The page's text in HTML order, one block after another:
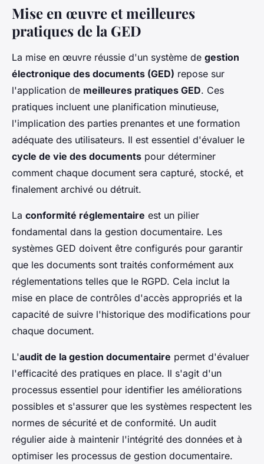
Mise en œuvre et meilleures
pratiques de la GED
La mise en œuvre réussie d'un système de gestion
électronique des documents (GED) repose sur
l'application de meilleures pratiques GED. Ces
pratiques incluent une planification minutieuse,
l'implication des parties prenantes et une formation
adéquate des utilisateurs. Il est essentiel d'évaluer le
cycle de vie des documents pour déterminer
comment chaque document sera capturé, stocké, et
finalement archivé ou détruit.
La conformité réglementaire est un pilier
fondamental dans la gestion documentaire. Les
systèmes GED doivent être configurés pour garantir
que les documents sont traités conformément aux
réglementations telles que le RGPD. Cela inclut la
mise en place de contrôles d'accès appropriés et la
capacité de suivre l'historique des modifications pour
chaque document.
L'audit de la gestion documentaire permet d'évaluer
l'efficacité des pratiques en place. Il s'agit d'un
processus essentiel pour identifier les améliorations
possibles et s'assurer que les systèmes respectent les
normes de sécurité et de conformité. Un audit
régulier aide à maintenir l'intégrité des données et à
optimiser les processus de gestion documentaire.